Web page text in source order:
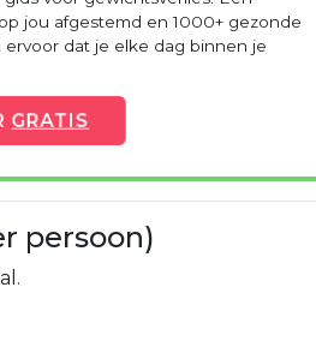
jou afgestemd en 1000+ gezonde
dat je elke dag binnen je
GRATIS
persoon)